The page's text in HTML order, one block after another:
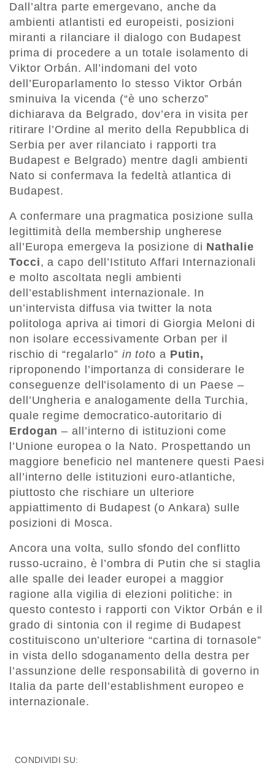
Dall’altra parte emergevano, anche da
ambienti atlantisti ed europeisti, posizioni
miranti a rilanciare il dialogo con Budapest
prima di procedere a un totale isolamento di
Viktor Orbán. All’indomani del voto
dell’Europarlamento lo stesso Viktor Orbán
sminuiva la vicenda (“è uno scherzo”
dichiarava da Belgrado, dov’era in visita per
ritirare l’Ordine al merito della Repubblica di
Serbia per aver rilanciato i rapporti tra
Budapest e Belgrado) mentre dagli ambienti
Nato si confermava la fedeltà atlantica di
Budapest.
A confermare una pragmatica posizione sulla
legittimità della membership ungherese
all’Europa emergeva la posizione di Nathalie
Tocci, a capo dell’Istituto Affari Internazionali
e molto ascoltata negli ambienti
dell’establishment internazionale. In
un’intervista diffusa via twitter la nota
politologa apriva ai timori di Giorgia Meloni di
non isolare eccessivamente Orban per il
rischio di “regalarlo” in toto a Putin,
riproponendo l’importanza di considerare le
conseguenze dell’isolamento di un Paese –
dell’Ungheria e analogamente della Turchia,
quale regime democratico-autoritario di
Erdogan – all’interno di istituzioni come
l’Unione europea o la Nato. Prospettando un
maggiore beneficio nel mantenere questi Paesi
all’interno delle istituzioni euro-atlantiche,
piuttosto che rischiare un ulteriore
appiattimento di Budapest (o Ankara) sulle
posizioni di Mosca.
Ancora una volta, sullo sfondo del conflitto
russo-ucraino, è l’ombra di Putin che si staglia
alle spalle dei leader europei a maggior
ragione alla vigilia di elezioni politiche: in
questo contesto i rapporti con Viktor Orbán e il
grado di sintonia con il regime di Budapest
costituiscono un’ulteriore “cartina di tornasole”
in vista dello sdoganamento della destra per
l’assunzione delle responsabilità di governo in
Italia da parte dell’establishment europeo e
internazionale.
CONDIVIDI SU: